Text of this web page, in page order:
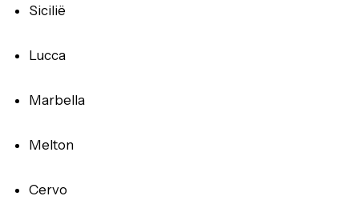
Sicilië
Lucca
Marbella
Melton
Cervo